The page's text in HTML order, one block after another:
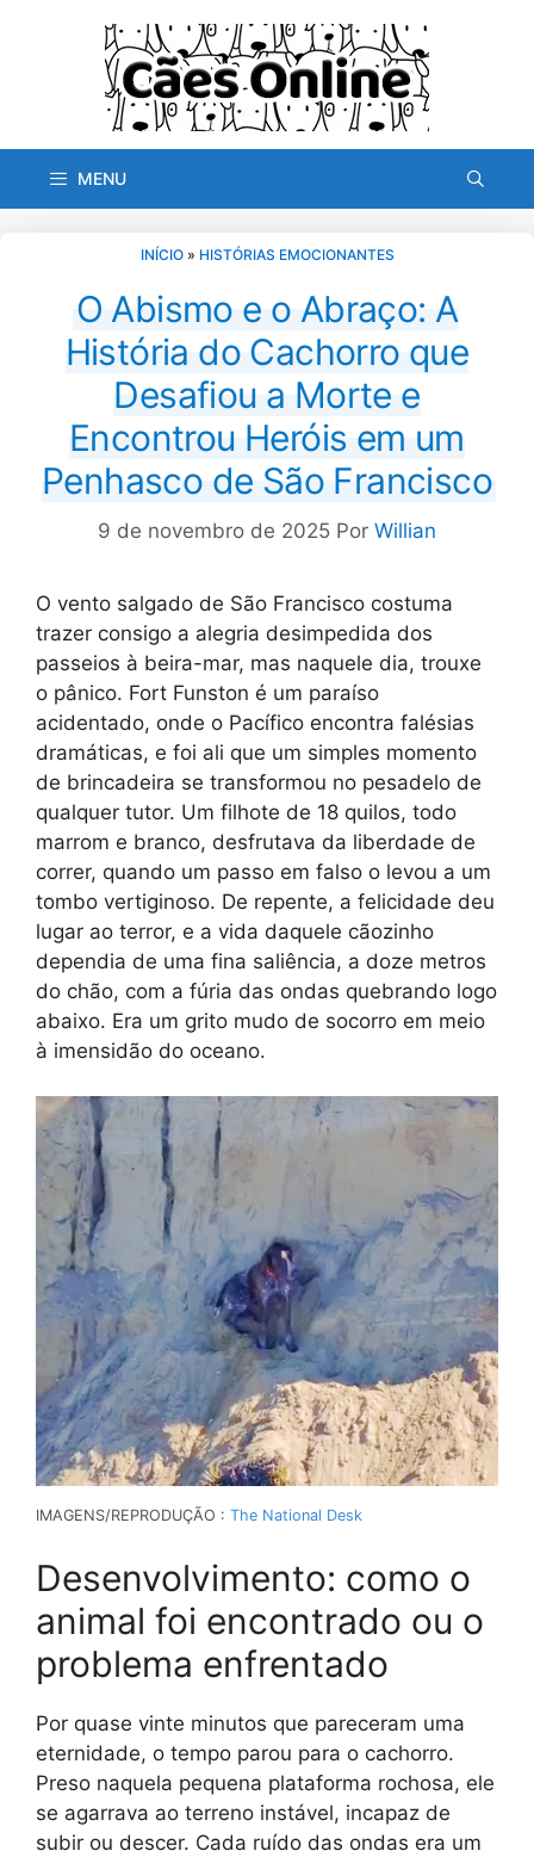
MENU
INÍCIO» HISTÓRIAS EMOCIONANTES
O Abismo e o Abraço: A
História do Cachorro que
Desafiou a Morte e
Encontrou Heróis em um
Penhasco de São Francisco
9 de novembro de 2025 Por Willian
O vento salgado de São Francisco costuma
trazer consigo a alegria desimpedida dos
passeios à beira-mar, mas naquele dia, trouxe
o pânico. Fort Funston é um paraíso
acidentado, onde o Pacífico encontra falésias
dramáticas, e foi ali que um simples momento
de brincadeira se transformou no pesadelo de
qualquer tutor. Um filhote de 18 quilos, todo
marrom e branco, desfrutava da liberdade de
correr, quando um passo em falso o levou a um
tombo vertiginoso. De repente, a felicidade deu
lugar ao terror, e a vida daquele cãozinho
dependia de uma fina saliência, a doze metros
do chão, com a fúria das ondas quebrando logo
abaixo. Era um grito mudo de socorro em meio
à imensidão do oceano.
IMAGENS/REPRODUÇÃO : The National Desk
Desenvolvimento: como o
animal foi encontrado ou o
problema enfrentado
Por quase vinte minutos que pareceram uma
eternidade, o tempo parou para o cachorro.
Preso naquela pequena plataforma rochosa, ele
se agarrava ao terreno instável, incapaz de
subir ou descer. Cada ruído das ondas era um